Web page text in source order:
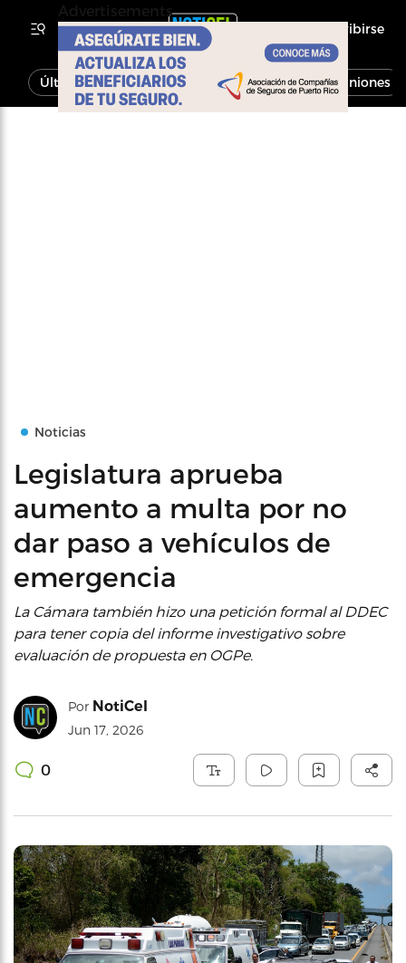
Inscribirse
Última Hora Noticias Economía Opiniones
Noticias
Legislatura aprueba
aumento a multa por no
dar paso a vehículos de
emergencia
La Cámara también hizo una petición formal al DDEC
para tener copia del informe investigativo sobre
evaluación de propuesta en OGPe.
Por NotiCel
Jun 17, 2026
0
Advertisements